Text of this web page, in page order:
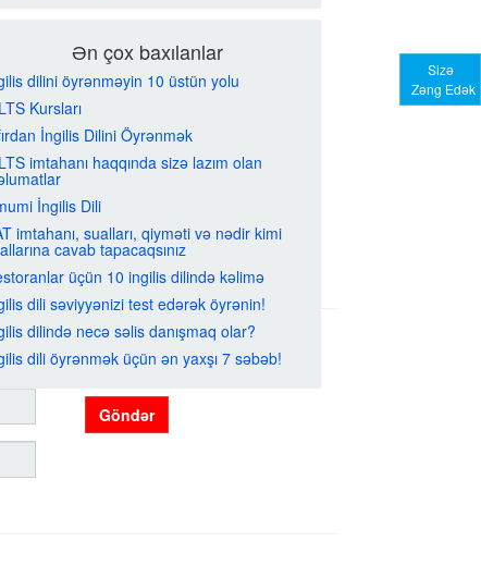
Sizə
Zəng Edək
Göndər
Ən çox baxılanlar
dilini öyrənməyin 10 üstün yolu
Kursları
İngilis Dilini Öyrənmək
imtahanı haqqında sizə lazım olan
İngilis Dili
imtahanı, sualları, qiyməti və nədir kimi
cavab tapacaqsınız
üçün 10 ingilis dilində kəlimə
dili səviyyənizi test edərək öyrənin!
dilində necə səlis danışmaq olar?
dili öyrənmək üçün ən yaxşı 7 səbəb!